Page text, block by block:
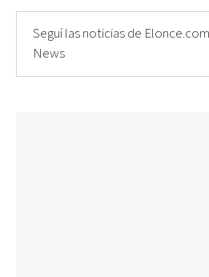
Seguí las noticias de
News